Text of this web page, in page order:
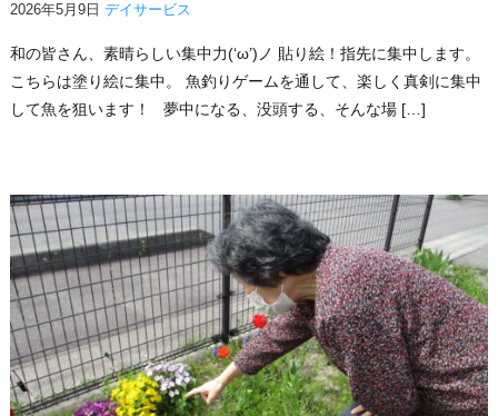
2026年5月9日 デイサービス
和の皆さん、素晴らしい集中力(‘ω’)ノ 貼り絵！指先に集中します。
こちらは塗り絵に集中。 魚釣りゲームを通して、楽しく真剣に集中
して魚を狙います！ 夢中になる、没頭する、そんな場 […]